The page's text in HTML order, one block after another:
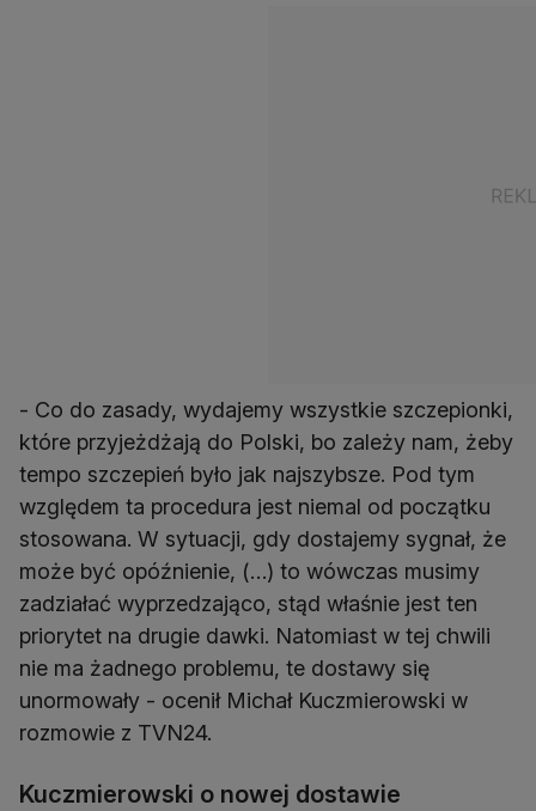
- Co do zasady, wydajemy wszystkie szczepionki,
które przyjeżdżają do Polski, bo zależy nam, żeby
tempo szczepień było jak najszybsze. Pod tym
względem ta procedura jest niemal od początku
stosowana. W sytuacji, gdy dostajemy sygnał, że
może być opóźnienie, (…) to wówczas musimy
zadziałać wyprzedzająco, stąd właśnie jest ten
priorytet na drugie dawki. Natomiast w tej chwili
nie ma żadnego problemu, te dostawy się
unormowały - ocenił Michał Kuczmierowski w
rozmowie z TVN24.
Kuczmierowski o nowej dostawie